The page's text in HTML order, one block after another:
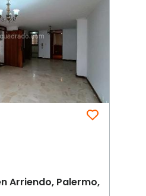
Arriendo, Palermo,